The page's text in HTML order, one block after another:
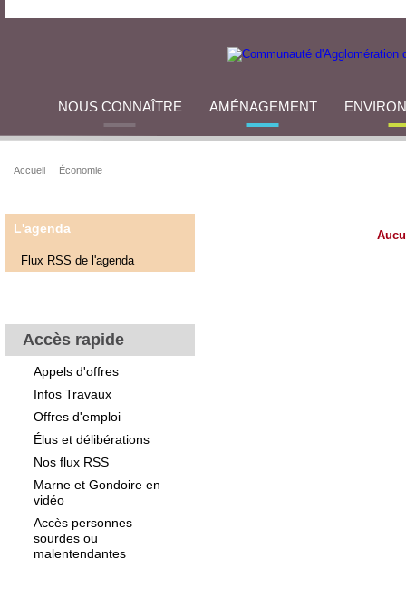
NOUS CONNAÎTRE AMÉNAGEMENT
Accueil Économie
L'agenda
Flux RSS de l'agenda
Accès rapide
Appels d'offres
Infos Travaux
Offres d'emploi
Élus et délibérations
Nos flux RSS
Marne et Gondoire en
vidéo
Accès personnes
sourdes ou
malentendantes